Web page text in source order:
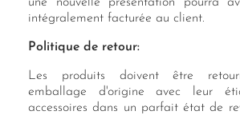
intégralement facturée au client.
Politique de retour:
Les produits doivent être
emballage d'origine avec leur
accessoires dans un parfait état de